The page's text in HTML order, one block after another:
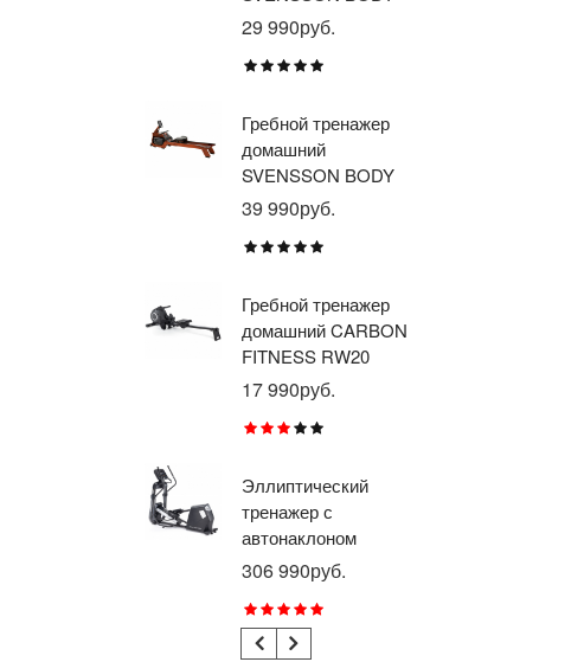
LABS WHEELO
29 990руб.
Гребной тренажер
домашний
SVENSSON BODY
LABS WAVERUN
39 990руб.
Гребной тренажер
домашний CARBON
FITNESS RW20
17 990руб.
Эллиптический
тренажер с
автонаклоном
профессиональный
BRONZE GYM
E1000M PRO
TURBO (new)
306 990руб.